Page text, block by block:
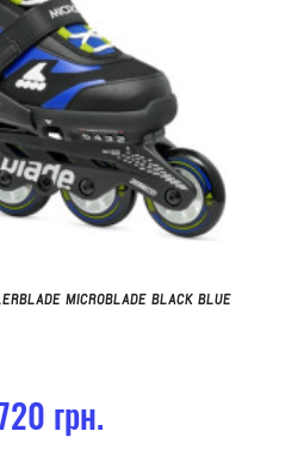
MICROBLADE BLACK BLUE
грн.